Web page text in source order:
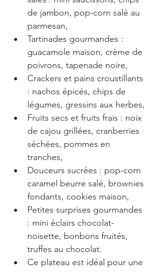
de jambon, pop-corn salé au
parmesan,
Tartinades gourmandes :
guacamole maison, crème de
poivrons, tapenade noire,
Crackers et pains croustillants
: nachos épicés, chips de
légumes, gressins aux herbes,
Fruits secs et fruits frais : noix
de cajou grillées, cranberries
séchées, pommes en
tranches,
Douceurs sucrées : pop-corn
caramel beurre salé, brownies
fondants, cookies maison,
Petites surprises gourmandes
: mini éclairs chocolat-
noisette, bonbons fruités,
truffes au chocolat.
Ce plateau est idéal pour une